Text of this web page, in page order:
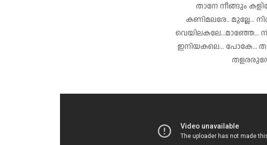
താനേ നീങ്ങും
കണിമലരേ.. മുല്ലേ...
വെയിലകലേ...മാഞ്ഞേ...
ഇനിയകലെ... പോകേ...